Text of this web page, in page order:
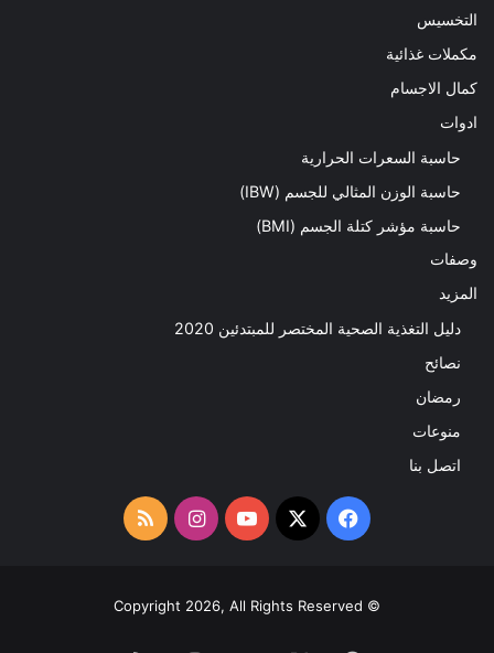
التخسيس
مكملات غذائية
كمال الاجسام
ادوات
حاسبة السعرات الحرارية
حاسبة الوزن المثالي للجسم (IBW)
حاسبة مؤشر كتلة الجسم (BMI)
وصفات
المزيد
دليل التغذية الصحية المختصر للمبتدئين 2020​
نصائح
رمضان
منوعات
اتصل بنا
فيسبوك
‫X
‫YouTubeانستقرامملخص
RSS
© Copyright 2026, All Rights Reserved